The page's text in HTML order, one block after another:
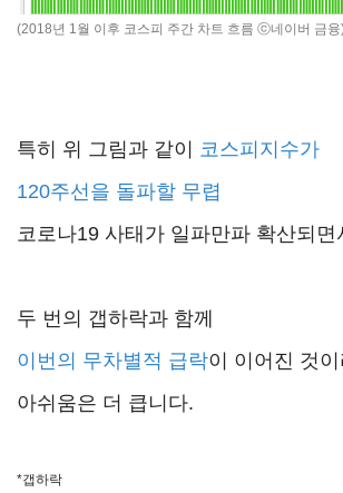
(2018년 1월 이후 코스피 주간 차트 흐름 ⓒ네이버 금융
특히 위 그림과 같이 코스피지수가
120주선을 돌파할 무렵
코로나19 사태가 일파만파 확산되면
두 번의 갭하락과 함께
이번의 무차별적 급락이 이어진 것
아쉬움은 더 큽니다.
*갭하락